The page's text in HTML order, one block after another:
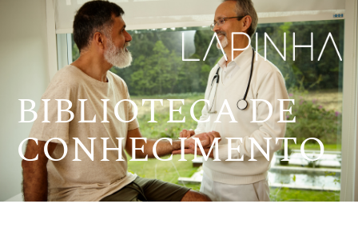
BIBLIOTECA DE
CONHECIMENTO